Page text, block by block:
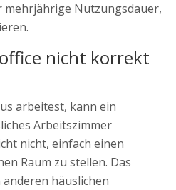
Nutzungsdauer,
nicht korrekt
arbeitest, kann ein
Arbeitszimmer
nicht, einfach einen
Raum zu stellen. Das
häuslichen